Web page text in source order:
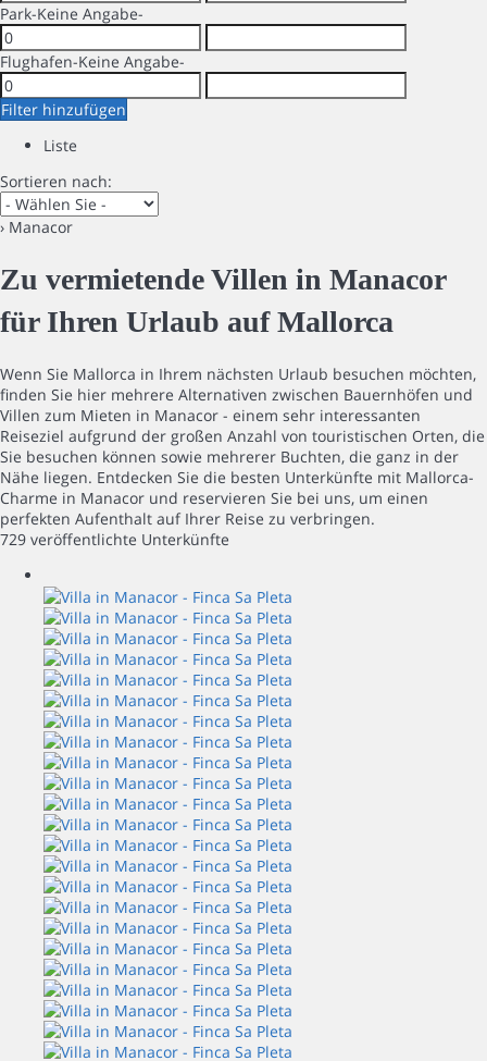
Park-Keine Angabe-
Flughafen-Keine Angabe-
Filter hinzufügen
Liste
Sortieren nach:
› Manacor
Zu vermietende Villen in Manacor
für Ihren Urlaub auf Mallorca
Wenn Sie Mallorca in Ihrem nächsten Urlaub besuchen möchten,
finden Sie hier mehrere Alternativen zwischen Bauernhöfen und
Villen zum Mieten in Manacor - einem sehr interessanten
Reiseziel aufgrund der großen Anzahl von touristischen Orten, die
Sie besuchen können sowie mehrerer Buchten, die ganz in der
Nähe liegen. Entdecken Sie die besten Unterkünfte mit Mallorca-
Charme in Manacor und reservieren Sie bei uns, um einen
perfekten Aufenthalt auf Ihrer Reise zu verbringen.
729 veröffentlichte Unterkünfte